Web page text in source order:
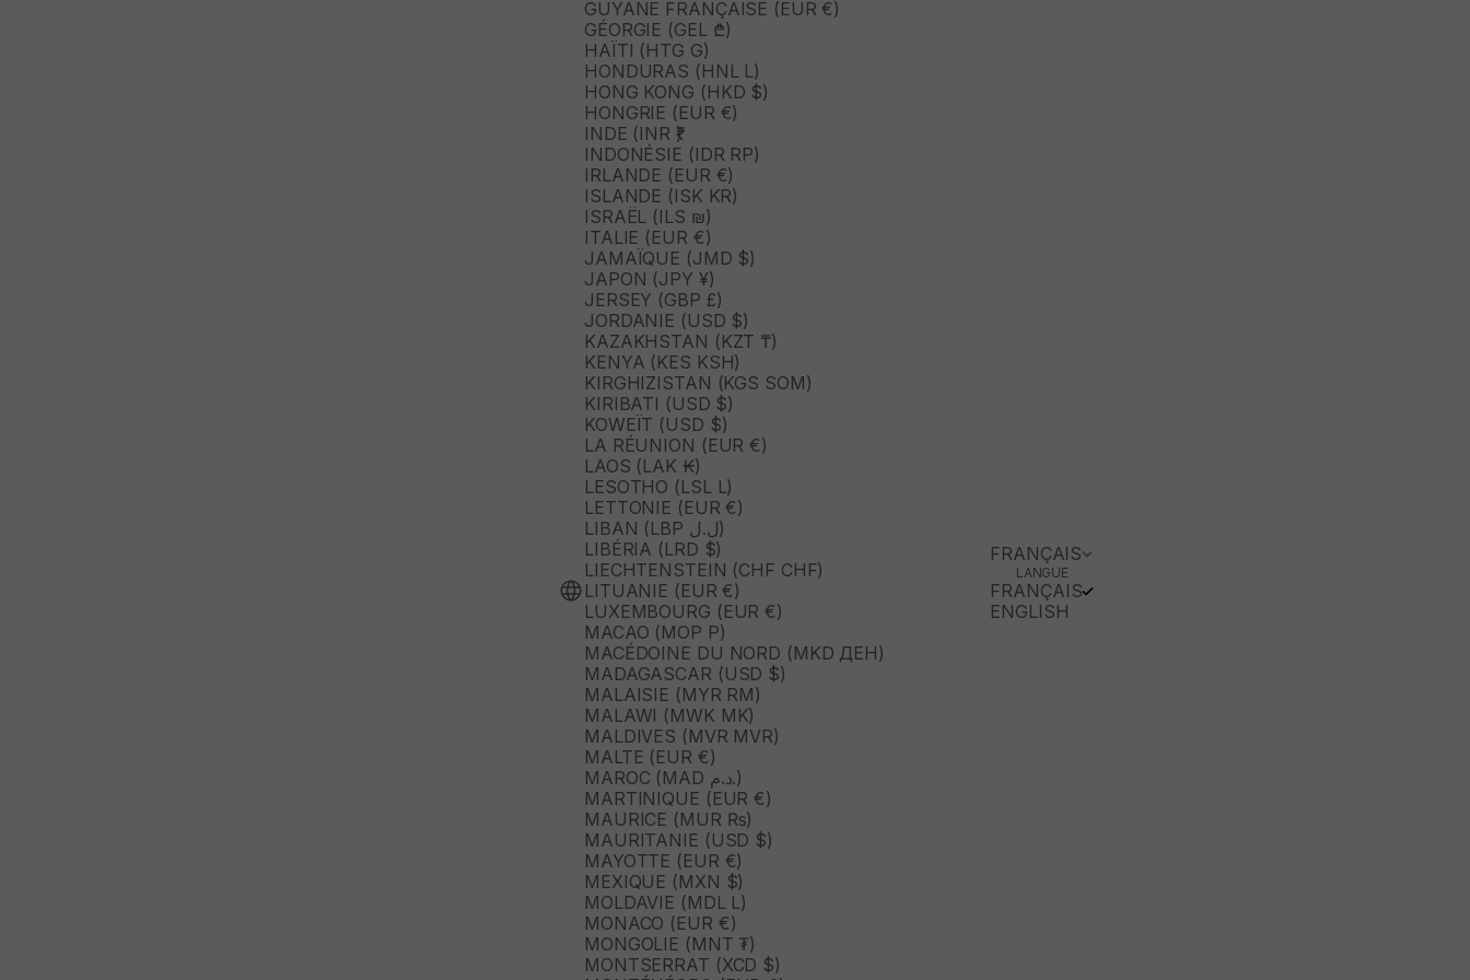
GUYANE FRANÇAISE (EUR €)
GÉORGIE (GEL ₾)
HAÏTI (HTG G)
HONDURAS (HNL L)
HONG KONG (HKD $)
HONGRIE (EUR €)
INDE (INR ₹)
INDONÉSIE (IDR RP)
IRLANDE (EUR €)
ISLANDE (ISK KR)
ISRAËL (ILS ₪)
ITALIE (EUR €)
JAMAÏQUE (JMD $)
JAPON (JPY ¥)
JERSEY (GBP £)
JORDANIE (USD $)
KAZAKHSTAN (KZT ₸)
KENYA (KES KSH)
KIRGHIZISTAN (KGS SOM)
KIRIBATI (USD $)
KOWEÏT (USD $)
LA RÉUNION (EUR €)
LAOS (LAK ₭)
LESOTHO (LSL L)
LETTONIE (EUR €)
LIBAN (LBP ل.ل)
LIBÉRIA (LRD $)
LIECHTENSTEIN (CHF CHF)
LITUANIE (EUR €)
LUXEMBOURG (EUR €)
MACAO (MOP P)
MACÉDOINE DU NORD (MKD ДЕН)
MADAGASCAR (USD $)
MALAISIE (MYR RM)
MALAWI (MWK MK)
MALDIVES (MVR MVR)
MALTE (EUR €)
MAROC (MAD د.م.)
MARTINIQUE (EUR €)
MAURICE (MUR ₨)
MAURITANIE (USD $)
MAYOTTE (EUR €)
MEXIQUE (MXN $)
MOLDAVIE (MDL L)
MONACO (EUR €)
MONGOLIE (MNT ₮)
MONTSERRAT (XCD $)
FRANÇAIS
LANGUE
FRANÇAIS
ENGLISH